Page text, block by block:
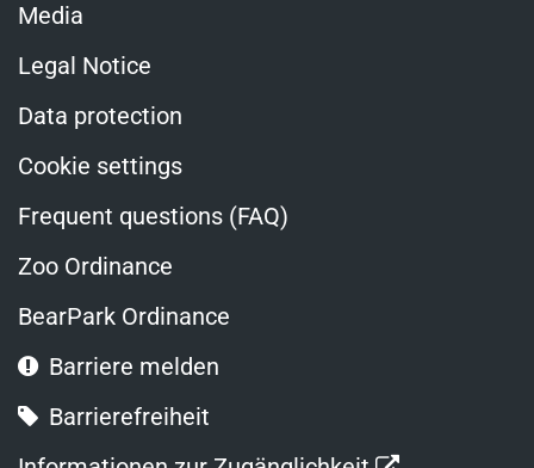
Media
Legal Notice
Data protection
Cookie settings
Frequent questions (FAQ)
Zoo Ordinance
BearPark Ordinance
Barriere melden
Barrierefreiheit